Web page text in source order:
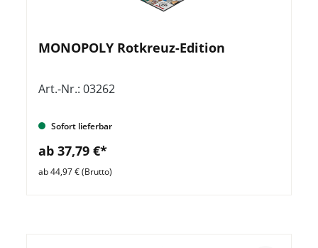
MONOPOLY Rotkreuz-Edition
Art.-Nr.: 03262
Sofort lieferbar
ab 37,79 €*
ab 44,97 € (Brutto)